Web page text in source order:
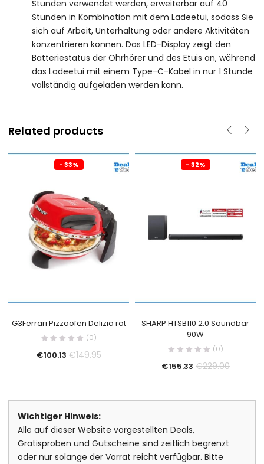
Stunden verwendet werden, erweiterbar auf 40
Stunden in Kombination mit dem Ladeetui, sodass Sie
sich auf Arbeit, Unterhaltung oder andere Aktivitäten
konzentrieren können. Das LED-Display zeigt den
Batteriestatus der Ohrhörer und des Etuis an, während
das Ladeetui mit einem Type-C-Kabel in nur 1 Stunde
vollständig aufgeladen werden kann.
Related products
- 33%
G3Ferrari Pizzaofen Delizia rot
(0)
€100.13 €149.95
- 32%
SHARP HTSB110 2.0 Soundbar
90W
(0)
€155.33 €229.00
Wichtiger Hinweis:
Alle auf dieser Website vorgestellten Deals,
Gratisproben und Gutscheine sind zeitlich begrenzt
oder nur solange der Vorrat reicht verfügbar. Bitte